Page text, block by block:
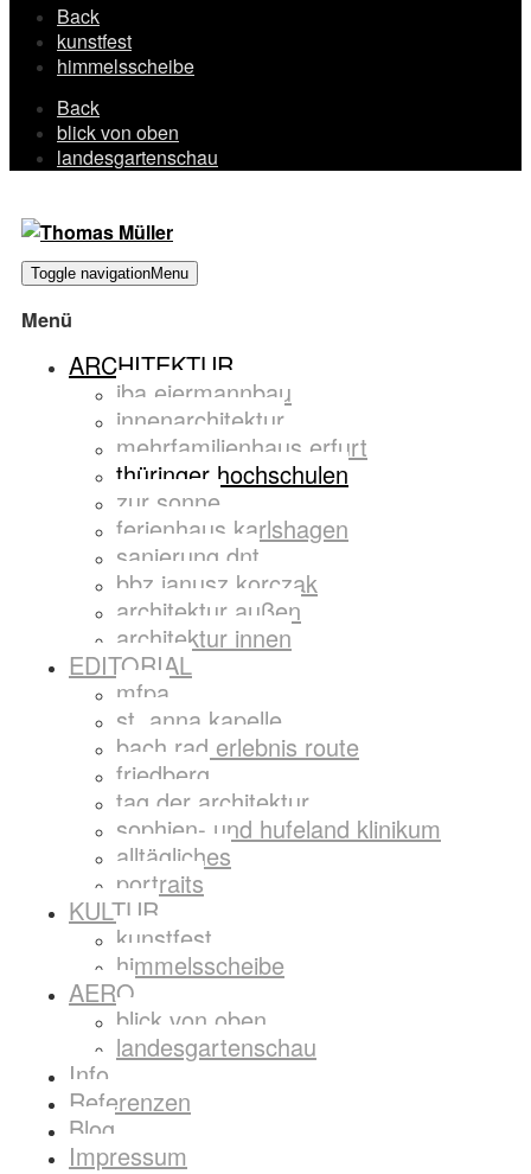
Back
kunstfest
himmelsscheibe
Back
blick von oben
landesgartenschau
Toggle navigationMenu
Menü
ARCHITEKTUR
iba eiermannbau
innenarchitektur
mehrfamilienhaus erfurt
thüringer hochschulen
zur sonne
ferienhaus karlshagen
sanierung dnt
bbz janusz korczak
architektur außen
architektur innen
EDITORIAL
mfpa
st. anna kapelle
bach rad erlebnis route
friedberg
tag der architektur
sophien- und hufeland klinikum
alltägliches
portraits
KULTUR
kunstfest
himmelsscheibe
AERO
blick von oben
landesgartenschau
Info
Referenzen
Blog
Impressum